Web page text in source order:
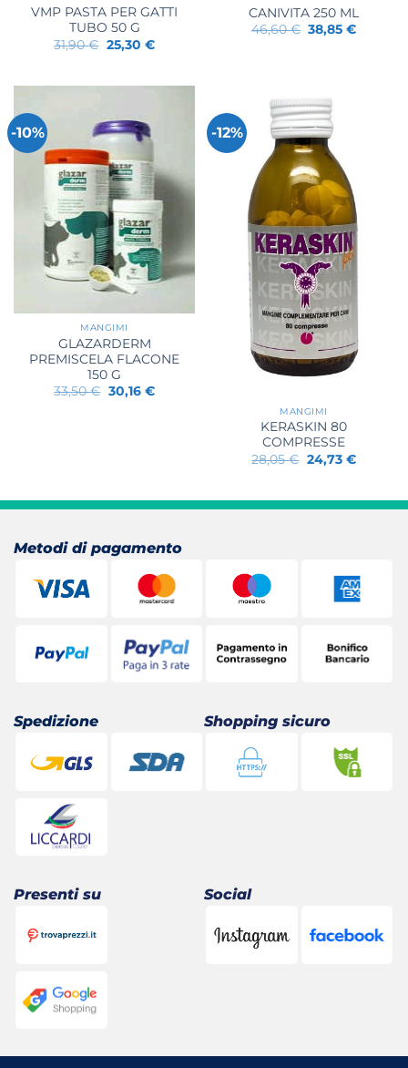
VMP PASTA PER GATTI
TUBO 50 G
31,90€ Il
prezzo
25,30 €Il
CANIVITA 250 ML
46,60€ Il
prezzo
38,85€Il
-10%
MANGIMI
GLAZARDERM
PREMISCELA FLACONE
150 G
33,50€ Il
prezzo
30,16 €Il
-12%
MANGIMI
KERASKIN 80
COMPRESSE
28,05€ Il
prezzo
24,73 €Il
Metodi di pagamento
Spedizione Shopping sicuro
Presenti su Social